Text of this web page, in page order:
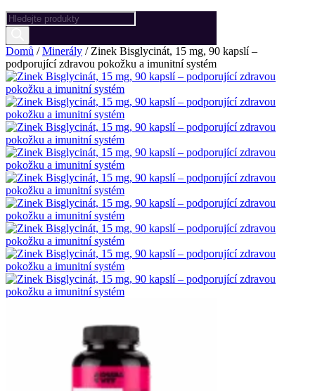
Products
search
Domů /Minerály / Zinek Bisglycinát, 15 mg, 90 kapslí –
podporující zdravou pokožku a imunitní systém